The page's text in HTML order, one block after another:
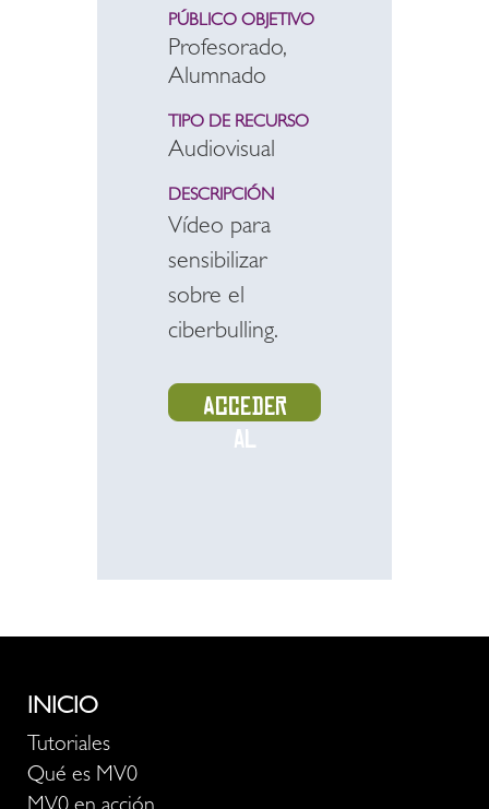
PÚBLICO OBJETIVO
Profesorado,
Alumnado
TIPO DE RECURSO
Audiovisual
DESCRIPCIÓN
Vídeo para
sensibilizar
sobre el
ciberbulling.
Acceder
al
INICIO
Tutoriales
Qué es MV0